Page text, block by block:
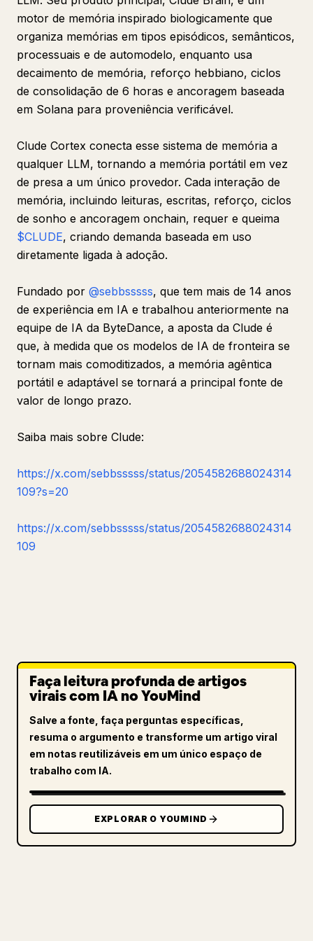
motor de memória inspirado biologicamente que
organiza memórias em tipos episódicos, semânticos,
processuais e de automodelo, enquanto usa
decaimento de memória, reforço hebbiano, ciclos
de consolidação de 6 horas e ancoragem baseada
em Solana para proveniência verificável.
Clude Cortex conecta esse sistema de memória a
qualquer LLM, tornando a memória portátil em vez
de presa a um único provedor. Cada interação de
memória, incluindo leituras, escritas, reforço, ciclos
de sonho e ancoragem onchain, requer e queima
$CLUDE, criando demanda baseada em uso
diretamente ligada à adoção.
Fundado por @sebbsssss, que tem mais de 14 anos
de experiência em IA e trabalhou anteriormente na
equipe de IA da ByteDance, a aposta da Clude é
que, à medida que os modelos de IA de fronteira se
tornam mais comoditizados, a memória agêntica
portátil e adaptável se tornará a principal fonte de
valor de longo prazo.
Saiba mais sobre Clude:
https://x.com/sebbsssss/status/2054582688024314
109?s=20
https://x.com/sebbsssss/status/2054582688024314
109
Faça leitura profunda de artigos
virais com IA no YouMind
Salve a fonte, faça perguntas específicas,
resuma o argumento e transforme um artigo viral
em notas reutilizáveis em um único espaço de
trabalho com IA.
EXPLORAR O YOUMIND